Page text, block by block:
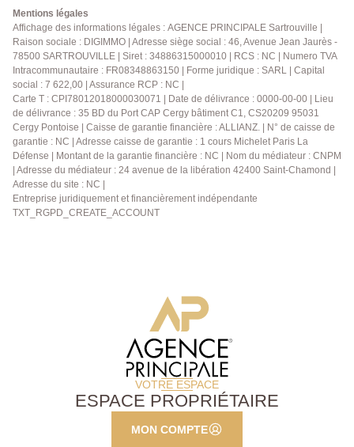
votre agence de confiance dans les Yvelines depuis
plus de 40 ans.
Mentions légales
Affichage des informations légales : AGENCE PRINCIPALE Sartrouville |
Raison sociale : DIGIMMO | Adresse siège social : 46, Avenue Jean Jaurès -
78500 SARTROUVILLE | Siret : 34886315000010 | RCS : NC | Numero TVA
Intracommunautaire : FR08348863150 | Forme juridique : SARL | Capital
social : 7 622,00 | Assurance RCP : NC |
Carte T : CPI78012018000030071 | Date de délivrance : 0000-00-00 | Lieu
de délivrance : 35 BD du Port CAP Cergy bâtiment C1, CS20209 95031
Cergy Pontoise | Caisse de garantie financière : ALLIANZ. | N° de caisse de
garantie : NC | Adresse caisse de garantie : 1 cours Michelet Paris La
Défense | Montant de la garantie financière : NC | Nom du médiateur : CNPM
| Adresse du médiateur : 24 avenue de la libération 42400 Saint-Chamond |
Adresse du site : NC |
Entreprise juridiquement et financièrement indépendante
TXT_RGPD_CREATE_ACCOUNT
VOTRE ESPACE
ESPACE PROPRIÉTAIRE
MON COMPTE